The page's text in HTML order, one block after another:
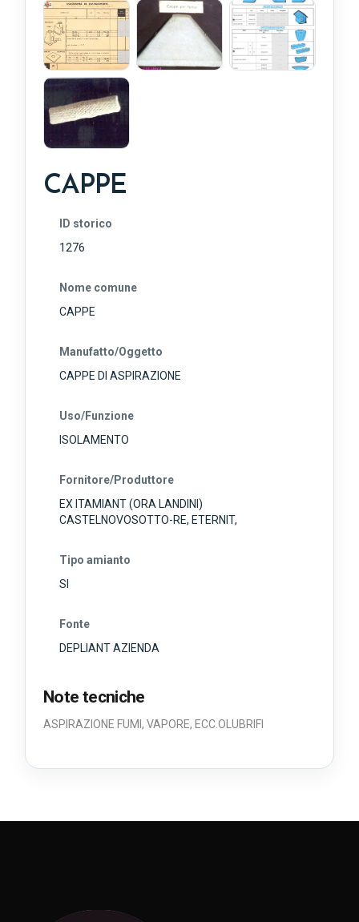
CAPPE
ID storico
1276
Nome comune
CAPPE
Manufatto/Oggetto
CAPPE DI ASPIRAZIONE
Uso/Funzione
ISOLAMENTO
Fornitore/Produttore
EX ITAMIANT (ORA LANDINI)
CASTELNOVOSOTTO-RE, ETERNIT,
Tipo amianto
SI
Fonte
DEPLIANT AZIENDA
Note tecniche
ASPIRAZIONE FUMI, VAPORE, ECC.OLUBRIFI